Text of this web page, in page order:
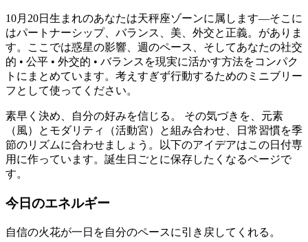
10月20日生まれのあなたは天秤座ゾーンに属します—そこに
はパートナーシップ、バランス、美、外交と正義。がありま
す。ここでは惑星の影響、週のペース、そしてあなたの社交
的 • 公平 • 外交的 • バランスを現実に活かす方法をコンパク
トにまとめています。考えすぎず行動するためのミニブリー
フとして使ってください。
素早く決め、自分の好みを信じる。 その気づきを、元素
（風）とモダリティ（活動宮）と組み合わせ、日常習慣を季
節のリズムに合わせましょう。以下のアイデアはこの日付専
用に作っています。誕生日ごとに保存したくなるページで
す。
今日のエネルギー
自信の火花が一日を自分のペースに引き戻してくれる。